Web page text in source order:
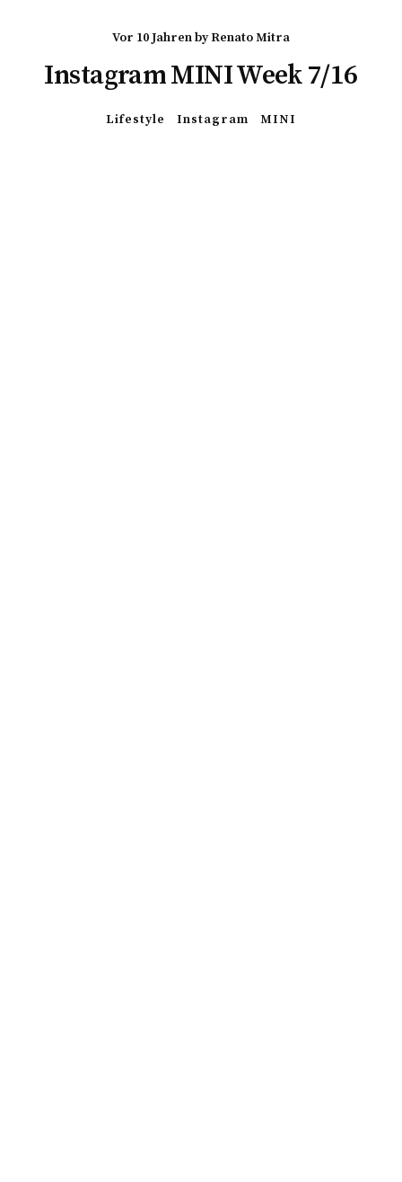
vor 10 JahrenbyRenato Mitra
Instagram MINI Week 7/16
Lifestyle Instagram MINI